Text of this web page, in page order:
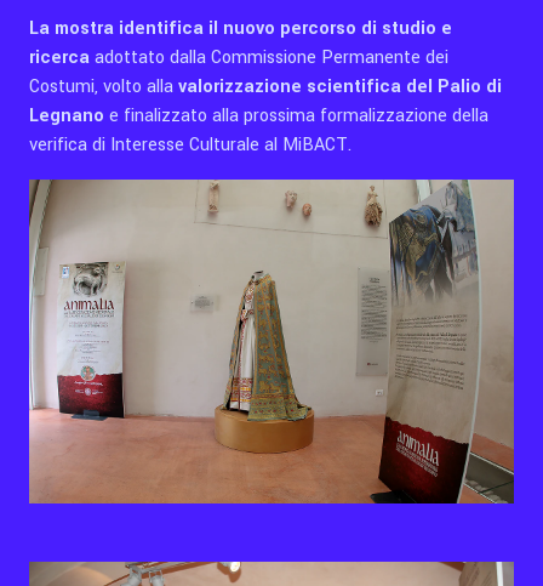
La mostra identifica il nuovo percorso di studio e
ricercaadottato dalla Commissione Permanente dei
Costumi, volto allavalorizzazione scientifica del Palio di
Legnano e finalizzato alla prossima formalizzazione della
verifica di Interesse Culturale al MiBACT.